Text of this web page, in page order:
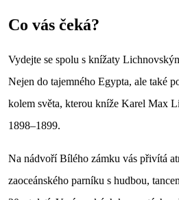
Co vás čeká?
Vydejte se spolu s knížaty
Nejen do tajemného Egypta, ale také
kolem světa, kterou kníže Karel Max
1898–1899.
Na nádvoří Bílého zámku vás přivítá
zaoceánského parníku s hudbou,